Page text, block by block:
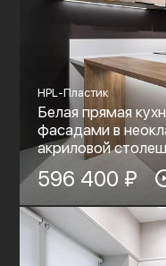
HPL-Пластик
Белая прямая
фасадами в
акриловой
596 400 ₽